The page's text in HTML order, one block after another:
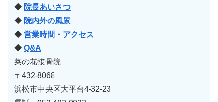
◆ 院長あいさつ
◆ 院内外の風景
◆ 営業時間・アクセス
◆ Q&A
菜の花接骨院
〒432-8068
浜松市中央区大平台4-32-23